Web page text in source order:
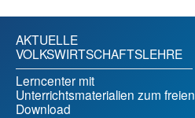
AKTUELLE
VOLKSWIRTSCHAFTSLEHRE
Lerncenter mit
Unterrichtsmaterialien zum freien
Download